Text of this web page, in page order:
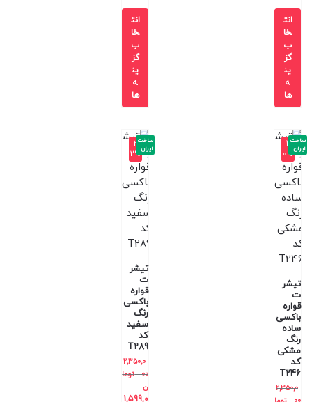
انت
خا
ب
گز
ین
ه
ها
انت
خا
ب
گز
ین
ه
ها
-4
0%
تیشر
ت
قواره
باکسی
ساده
رنگ
مشکی
کد
T246
2,350,0
ساخت
ایران
-3
2%
تیشر
ت
قواره
باکسی
رنگ
سفید
کد
T289
2,350,0
00
توما
ن
1,599,0
ساخت
ایران